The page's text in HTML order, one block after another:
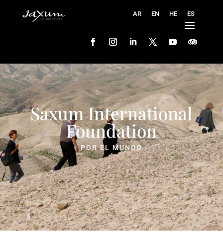
Saxum International
Foundation
POR EL MUNDO